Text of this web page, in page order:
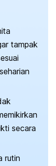
tampak
secara
rutin